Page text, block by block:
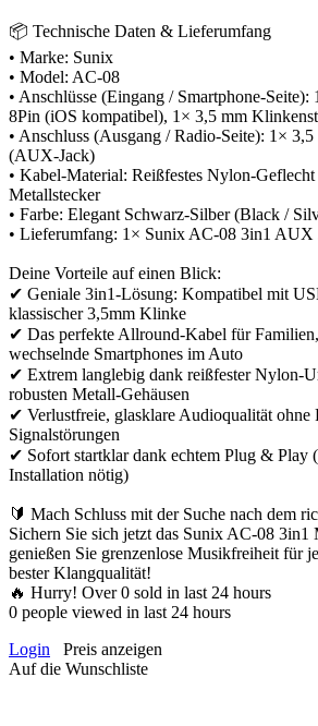
📦 Technische Daten & Lieferumfang
• Marke: Sunix
• Model: AC-08
• Anschlüsse (Eingang / Smartphone-
8Pin (iOS kompatibel), 1× 3,5 mm
• Anschluss (Ausgang / Radio-Seite): 1×
(AUX-Jack)
• Kabel-Material: Reißfestes Nylon-
Metallstecker
• Farbe: Elegant Schwarz-Silber (Black /
• Lieferumfang: 1× Sunix AC-08 3in1 AUX
Deine Vorteile auf einen Blick:
✔ Geniale 3in1-Lösung: Kompatibel mit
klassischer 3,5mm Klinke
✔ Das perfekte Allround-Kabel für
wechselnde Smartphones im Auto
✔ Extrem langlebig dank reißfester Nylon-
robusten Metall-Gehäusen
✔ Verlustfreie, glasklare Audioqualität ohne
Signalstörungen
✔ Sofort startklar dank echtem Plug & Play
Installation nötig)
🔰 Mach Schluss mit der Suche nach dem
Sichern Sie sich jetzt das Sunix AC-08
genießen Sie grenzenlose Musikfreiheit für
bester Klangqualität!
🔥 Hurry! Over0 sold in last 24 hours
0 people viewed in last 24 hours
Login
Preis anzeigen
Auf die Wunschliste